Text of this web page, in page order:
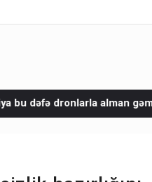
gəmisini vurdu